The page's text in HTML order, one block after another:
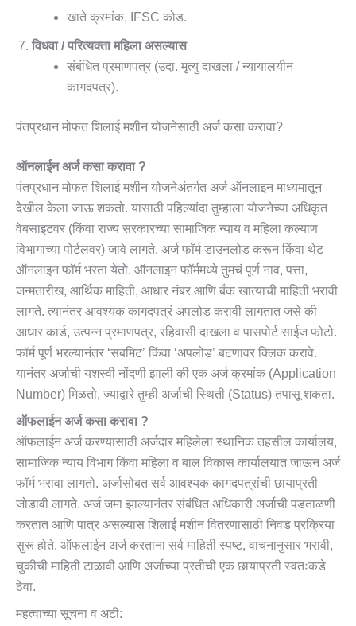
खाते क्रमांक, IFSC कोड.
विधवा / परित्यक्ता महिला असल्यास
संबंधित प्रमाणपत्र (उदा. मृत्यु दाखला / न्यायालयीन
कागदपत्र).
पंतप्रधान मोफत शिलाई मशीन योजनेसाठी अर्ज कसा करावा?
ऑनलाईन अर्ज कसा करावा ?
पंतप्रधान मोफत शिलाई मशीन योजनेअंतर्गत अर्ज ऑनलाइन माध्यमातून
देखील केला जाऊ शकतो. यासाठी पहिल्यांदा तुम्हाला योजनेच्या अधिकृत
वेबसाइटवर (किंवा राज्य सरकारच्या सामाजिक न्याय व महिला कल्याण
विभागाच्या पोर्टलवर) जावे लागते. अर्ज फॉर्म डाउनलोड करून किंवा थेट
ऑनलाइन फॉर्म भरता येतो. ऑनलाइन फॉर्ममध्ये तुमचं पूर्ण नाव, पत्ता,
जन्मतारीख, आर्थिक माहिती, आधार नंबर आणि बँक खात्याची माहिती भरावी
लागते. त्यानंतर आवश्यक कागदपत्रं अपलोड करावी लागतात जसे की
आधार कार्ड, उत्पन्न प्रमाणपत्र, रहिवासी दाखला व पासपोर्ट साईज फोटो.
फॉर्म पूर्ण भरल्यानंतर ‘सबमिट’ किंवा ‘अपलोड’ बटणावर क्लिक करावे.
यानंतर अर्जाची यशस्वी नोंदणी झाली की एक अर्ज क्रमांक (Application
Number) मिळतो, ज्याद्वारे तुम्ही अर्जाची स्थिती (Status) तपासू शकता.
ऑफलाईन अर्ज कसा करावा ?
ऑफलाईन अर्ज करण्यासाठी अर्जदार महिलेला स्थानिक तहसील कार्यालय,
सामाजिक न्याय विभाग किंवा महिला व बाल विकास कार्यालयात जाऊन अर्ज
फॉर्म भरावा लागतो. अर्जासोबत सर्व आवश्यक कागदपत्रांची छायाप्रती
जोडावी लागते. अर्ज जमा झाल्यानंतर संबंधित अधिकारी अर्जाची पडताळणी
करतात आणि पात्र असल्यास शिलाई मशीन वितरणासाठी निवड प्रक्रिया
सुरू होते. ऑफलाईन अर्ज करताना सर्व माहिती स्पष्ट, वाचनानुसार भरावी,
चुकीची माहिती टाळावी आणि अर्जाच्या प्रतीची एक छायाप्रती स्वतःकडे
ठेवा.
महत्वाच्या सूचना व अटी: